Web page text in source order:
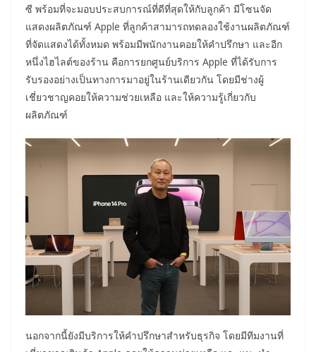
ซี พร้อมที่จะมอบประสบการณ์ที่ดีที่สุดให้กับลูกค้า มีโซนจัด
แสดงผลิตภัณฑ์ Apple ที่ลูกค้าสามารถทดลองใช้งานผลิตภัณฑ์
ที่จัดแสดงได้ทั้งหมด พร้อมมีพนักงานคอยให้คำปรึกษา และอีก
หนึ่งไฮไลต์ของร้าน คือการยกศูนย์บริการ Apple ที่ได้รับการ
รับรองอย่างเป็นทางการมาอยู่ในร้านเดียวกัน โดยมีช่างผู้
เชี่ยวชาญคอยให้ความช่วยเหลือ และให้ความรู้เกี่ยวกับ
ผลิตภัณฑ์
นอกจากนี้ยังมีบริการให้คำปรึกษาสำหรับธุรกิจ โดยมีทีมงานที่